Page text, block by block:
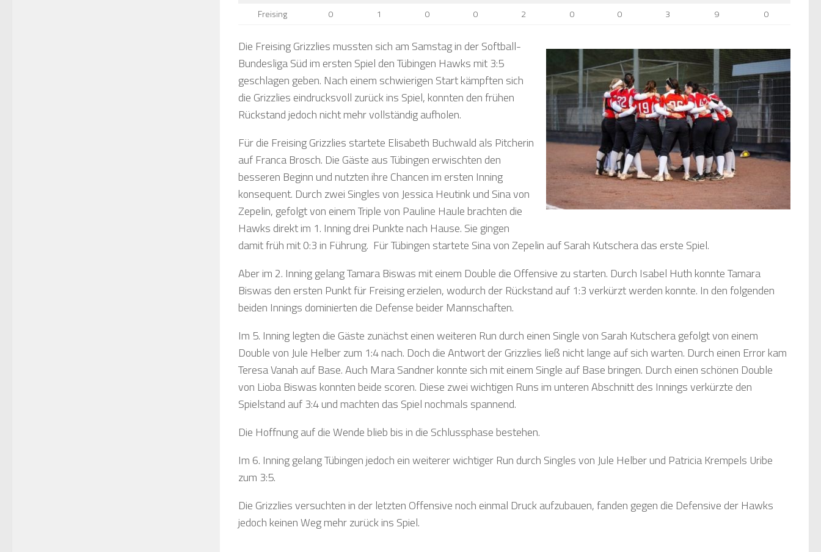
Freising
0 1 0 0 2 0 0 3 9 0
Die Freising Grizzlies mussten sich am Samstag in der Softball-
Bundesliga Süd im ersten Spiel den Tübingen Hawks mit 3:5
geschlagen geben. Nach einem schwierigen Start kämpften sich
die Grizzlies eindrucksvoll zurück ins Spiel, konnten den frühen
Rückstand jedoch nicht mehr vollständig aufholen.
Für die Freising Grizzlies startete Elisabeth Buchwald als Pitcherin
auf Franca Brosch. Die Gäste aus Tübingen erwischten den
besseren Beginn und nutzten ihre Chancen im ersten Inning
konsequent. Durch zwei Singles von Jessica Heutink und Sina von
Zepelin, gefolgt von einem Triple von Pauline Haule brachten die
Hawks direkt im 1. Inning drei Punkte nach Hause. Sie gingen
damit früh mit 0:3 in Führung. Für Tübingen startete Sina von Zepelin auf Sarah Kutschera das erste Spiel.
Aber im 2. Inning gelang Tamara Biswas mit einem Double die Offensive zu starten. Durch Isabel Huth konnte Tamara
Biswas den ersten Punkt für Freising erzielen, wodurch der Rückstand auf 1:3 verkürzt werden konnte. In den folgenden
beiden Innings dominierten die Defense beider Mannschaften.
Im 5. Inning legten die Gäste zunächst einen weiteren Run durch einen Single von Sarah Kutschera gefolgt von einem
Double von Jule Helber zum 1:4 nach. Doch die Antwort der Grizzlies ließ nicht lange auf sich warten. Durch einen Error kam
Teresa Vanah auf Base. Auch Mara Sandner konnte sich mit einem Single auf Base bringen. Durch einen schönen Double
von Lioba Biswas konnten beide scoren. Diese zwei wichtigen Runs im unteren Abschnitt des Innings verkürzte den
Spielstand auf 3:4 und machten das Spiel nochmals spannend.
Die Hoffnung auf die Wende blieb bis in die Schlussphase bestehen.
Im 6. Inning gelang Tübingen jedoch ein weiterer wichtiger Run durch Singles von Jule Helber und Patricia Krempels Uribe
zum 3:5.
Die Grizzlies versuchten in der letzten Offensive noch einmal Druck aufzubauen, fanden gegen die Defensive der Hawks
jedoch keinen Weg mehr zurück ins Spiel.